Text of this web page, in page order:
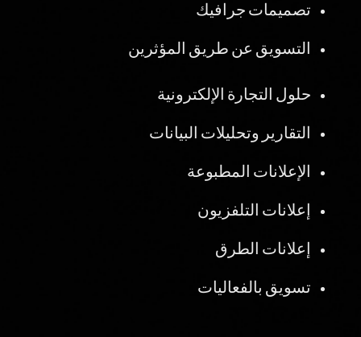
تصميمات جرافيك
التسويق عن طريق المؤثرين
حلول التجارة الإلكترونية
التقارير وتحليلات البيانات
الإعلانات المطبوعة
إعلانات التلفزيون
إعلانات الطرق
تسويق بالفعاليات